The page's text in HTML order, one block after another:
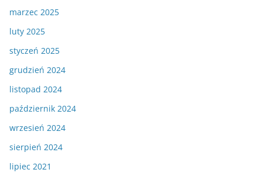
marzec 2025
luty 2025
styczeń 2025
grudzień 2024
listopad 2024
październik 2024
wrzesień 2024
sierpień 2024
lipiec 2021